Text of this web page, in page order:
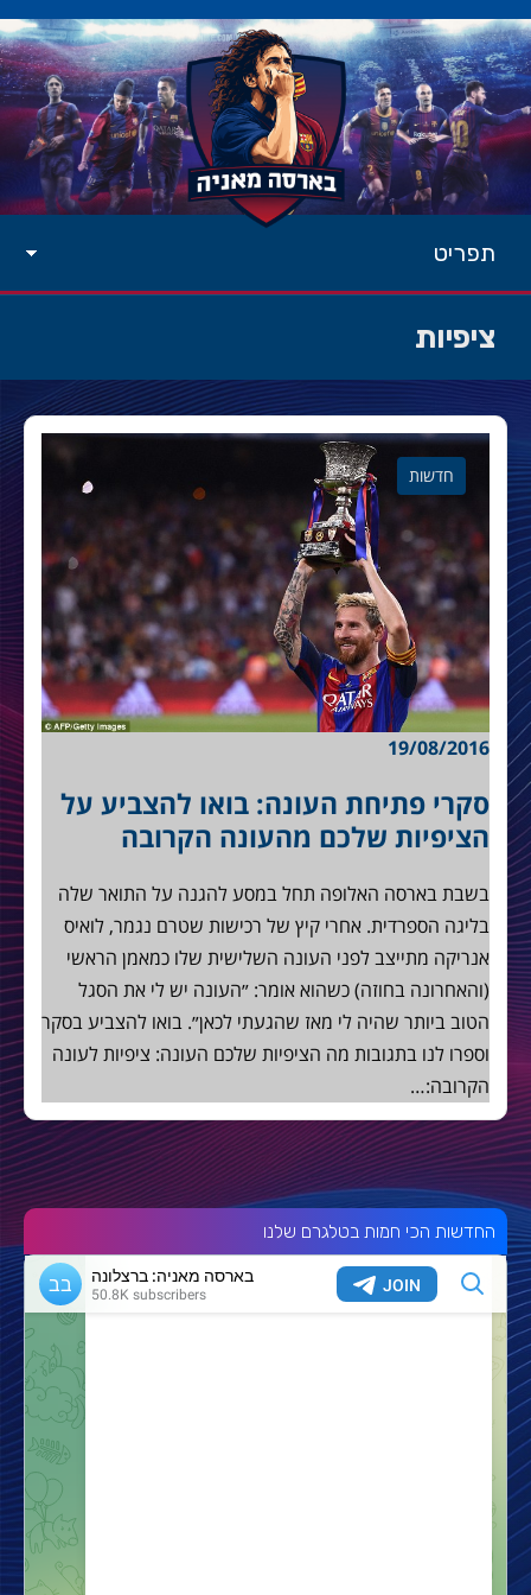
תפריט
ציפיות
חדשות
19/08/2016
סקרי פתיחת העונה: בואו להצביע על
הציפיות שלכם מהעונה הקרובה
בשבת בארסה האלופה תחל במסע להגנה על התואר שלה
בליגה הספרדית. אחרי קיץ של רכישות שטרם נגמר, לואיס
אנריקה מתייצב לפני העונה השלישית שלו כמאמן הראשי
(והאחרונה בחוזה) כשהוא אומר: ״העונה יש לי את הסגל
הטוב ביותר שהיה לי מאז שהגעתי לכאן״. בואו להצביע בסקר
וספרו לנו בתגובות מה הציפיות שלכם העונה: ציפיות לעונה
הקרובה:…
החדשות הכי חמות בטלגרם שלנו